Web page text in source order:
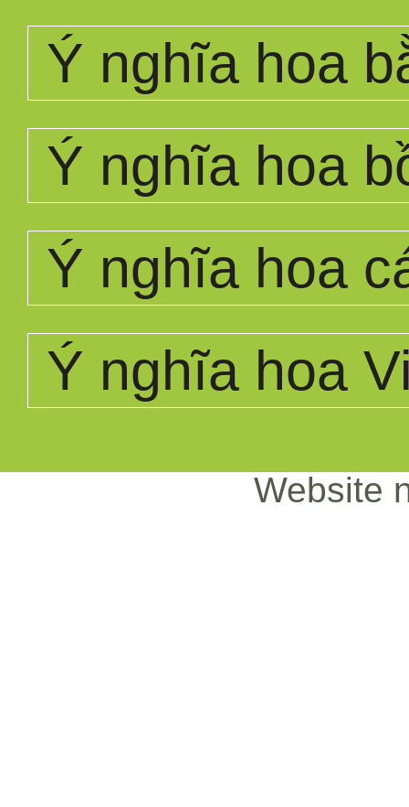
Ý nghĩa hoa
Ý nghĩa hoa
Ý nghĩa hoa
Ý nghĩa hoa
Website